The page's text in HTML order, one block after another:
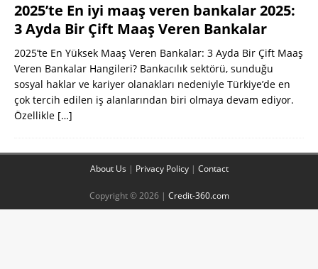
2025’te En iyi maaş veren bankalar 2025:
3 Ayda Bir Çift Maaş Veren Bankalar
2025’te En Yüksek Maaş Veren Bankalar: 3 Ayda Bir Çift Maaş
Veren Bankalar Hangileri? Bankacılık sektörü, sunduğu
sosyal haklar ve kariyer olanakları nedeniyle Türkiye’de en
çok tercih edilen iş alanlarından biri olmaya devam ediyor.
Özellikle […]
About Us | Privacy Policy| Contact
Copyright © 2026 | Credit-360.com